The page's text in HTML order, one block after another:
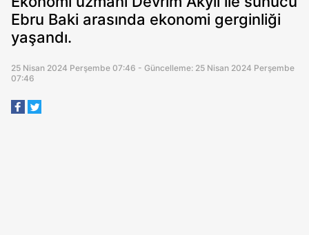
Ebru Baki arasında ekonomi gerginliği
yaşandı.
25 Nisan 2024 Perşembe 07:46 - Güncelleme: 25 Nisan 2024 Perşembe
07:46